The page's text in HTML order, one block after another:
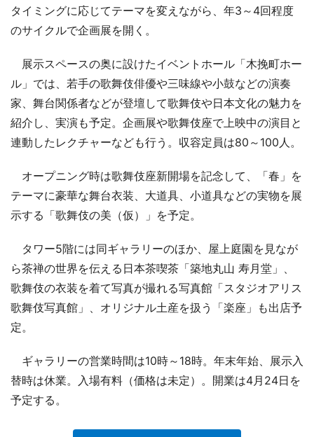
タイミングに応じてテーマを変えながら、年3～4回程度
のサイクルで企画展を開く。
展示スペースの奥に設けたイベントホール「木挽町ホー
ル」では、若手の歌舞伎俳優や三味線や小鼓などの演奏
家、舞台関係者などが登壇して歌舞伎や日本文化の魅力を
紹介し、実演も予定。企画展や歌舞伎座で上映中の演目と
連動したレクチャーなども行う。収容定員は80～100人。
オープニング時は歌舞伎座新開場を記念して、「春」を
テーマに豪華な舞台衣装、大道具、小道具などの実物を展
示する「歌舞伎の美（仮）」を予定。
タワー5階には同ギャラリーのほか、屋上庭園を見なが
ら茶禅の世界を伝える日本茶喫茶「築地丸山 寿月堂」、
歌舞伎の衣装を着て写真が撮れる写真館「スタジオアリス
歌舞伎写真館」、オリジナル土産を扱う「楽座」も出店予
定。
ギャラリーの営業時間は10時～18時。年末年始、展示入
替時は休業。入場有料（価格は未定）。開業は4月24日を
予定する。